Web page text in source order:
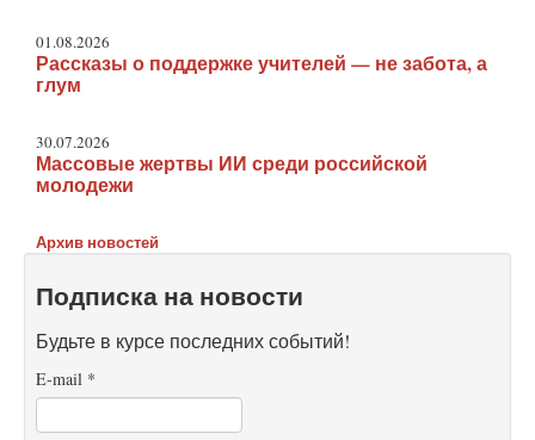
01.08.2026
Рассказы о поддержке учителей — не забота, а
глум
30.07.2026
Массовые жертвы ИИ среди российской
молодежи
Архив новостей
Подписка на новости
Будьте в курсе последних событий!
E-mail *